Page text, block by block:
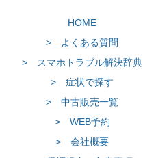
HOME
> よくある質問
> スマホトラブル解決辞典
> 症状で探す
> 中古販売一覧
> WEB予約
> 会社概要